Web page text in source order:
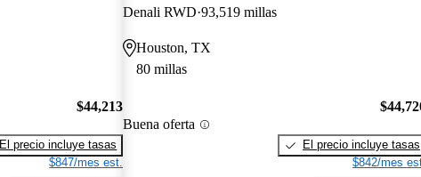
$44,213
El precio incluye tasas
$847/mes est.
Denali RWD 93,519 millas
Houston, TX
80 millas
Buena oferta
El precio incluye tasas
$842/mes